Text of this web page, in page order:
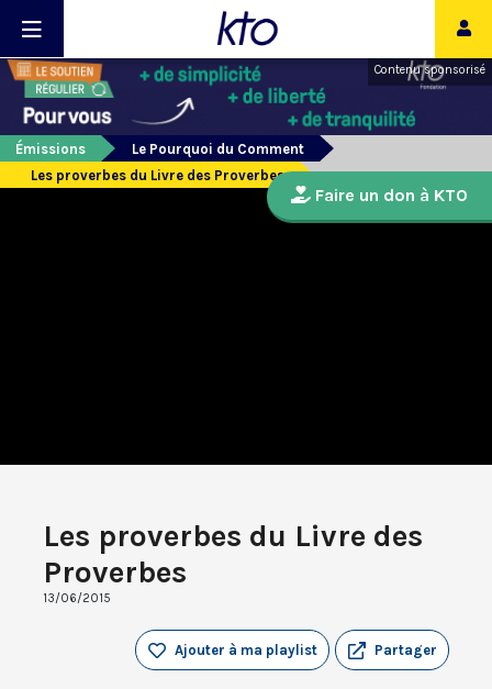
Contenu sponsorisé
Émissions
Le Pourquoi du Comment
Les proverbes du Livre des Proverbes
Les proverbes du Livre des
Proverbes
13/06/2015
Partager
Ajouter à ma playlist
Faire un don à KTO